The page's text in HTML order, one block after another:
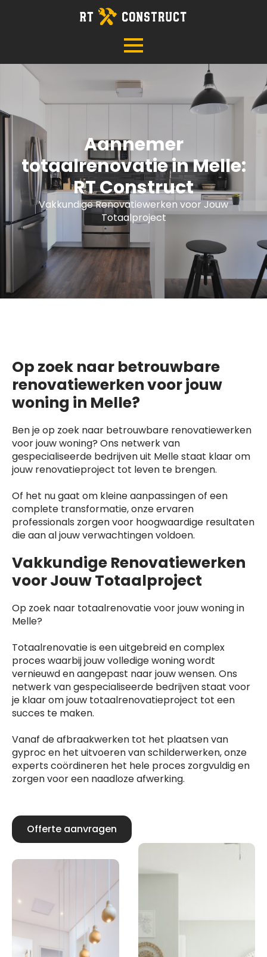
Aannemer
totaalrenovatie in Melle:
RT Construct
Vakkundige Renovatiewerken voor Jouw
Totaalproject
Op zoek naar betrouwbare
renovatiewerken voor jouw
woning in Melle?
Ben je op zoek naar betrouwbare renovatiewerken
voor jouw woning? Ons netwerk van
gespecialiseerde bedrijven uit Melle staat klaar om
jouw renovatieproject tot leven te brengen.
Of het nu gaat om kleine aanpassingen of een
complete transformatie, onze ervaren
professionals zorgen voor hoogwaardige resultaten
die aan al jouw verwachtingen voldoen.
Vakkundige Renovatiewerken
voor Jouw Totaalproject
Op zoek naar totaalrenovatie voor jouw woning in
Melle?
Totaalrenovatie is een uitgebreid en complex
proces waarbij jouw volledige woning wordt
vernieuwd en aangepast naar jouw wensen. Ons
netwerk van gespecialiseerde bedrijven staat voor
je klaar om jouw totaalrenovatieproject tot een
succes te maken.
Vanaf de afbraakwerken tot het plaatsen van
gyproc en het uitvoeren van schilderwerken, onze
experts coördineren het hele proces zorgvuldig en
zorgen voor een naadloze afwerking.
Offerte aanvragen